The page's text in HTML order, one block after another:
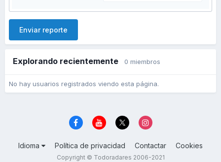
Enviar reporte
Explorando recientemente 0 miembros
No hay usuarios registrados viendo esta página.
Idioma Política de privacidad Contactar Cookies
Copyright © Todoradares 2006-2021